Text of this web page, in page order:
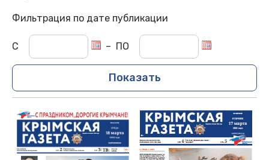
Фильтрация по дате публикации
С – ПО
Показать